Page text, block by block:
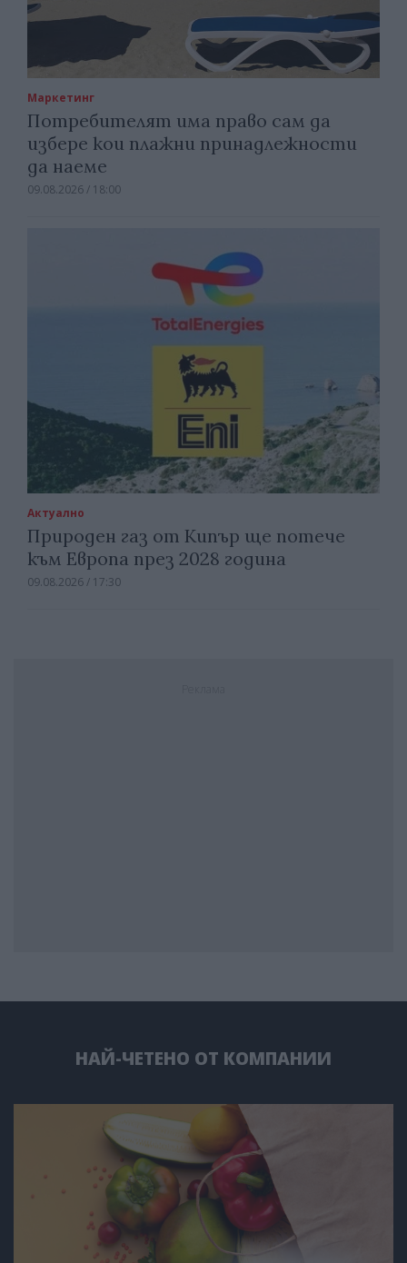
Маркетинг
Потребителят има право сам да
избере кои плажни принадлежности
да наеме
09.08.2026 / 18:00
Актуално
Природен газ от Кипър ще потече
към Европа през 2028 година
09.08.2026 / 17:30
НАЙ-ЧЕТЕНО ОТ КОМПАНИИ